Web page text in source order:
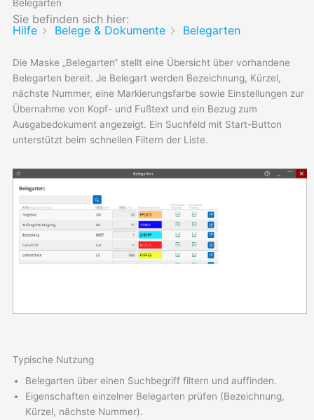
Belegarten
Sie befinden sich hier:
Hilfe
Belege & Dokumente Belegarten
Die Maske „Belegarten“ stellt eine Übersicht über vorhandene
Belegarten bereit. Je Belegart werden Bezeichnung, Kürzel,
nächste Nummer, eine Markierungsfarbe sowie Einstellungen zur
Übernahme von Kopf- und Fußtext und ein Bezug zum
Ausgabedokument angezeigt. Ein Suchfeld mit Start-Button
unterstützt beim schnellen Filtern der Liste.
Typische Nutzung
Belegarten über einen Suchbegriff filtern und auffinden.
Eigenschaften einzelner Belegarten prüfen (Bezeichnung,
Kürzel, nächste Nummer).